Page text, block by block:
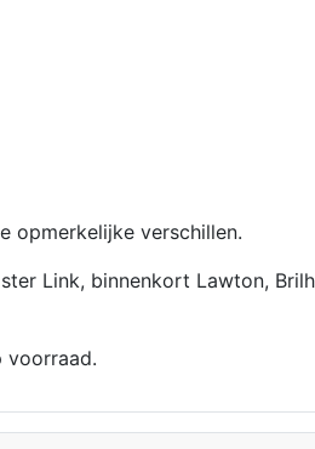
opmerkelijke verschillen.
Link, binnenkort Lawton,
voorraad.